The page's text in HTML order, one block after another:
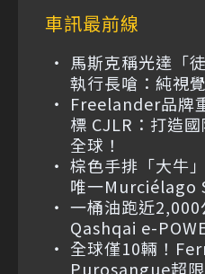
車訊最前線
馬斯克稱光達「
執行長嗆：純視
Freelander品牌
標 CJLR：打造
全球！
棕色手排「大牛
唯一Murciélago
一桶油跑近
Qashqai e-
全球僅10輛！
Purosangue超